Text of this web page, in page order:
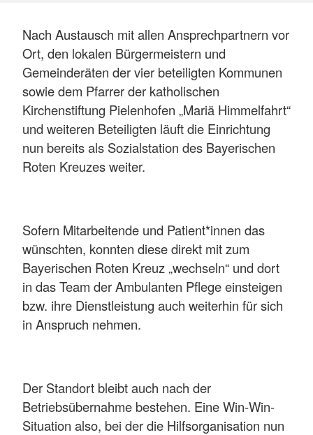
Nach Austausch mit allen Ansprechpartnern vor
Ort, den lokalen Bürgermeistern und
Gemeinderäten der vier beteiligten Kommunen
sowie dem Pfarrer der katholischen
Kirchenstiftung Pielenhofen „Mariä Himmelfahrt“
und weiteren Beteiligten läuft die Einrichtung
nun bereits als Sozialstation des Bayerischen
Roten Kreuzes weiter.
Sofern Mitarbeitende und Patient*innen das
wünschten, konnten diese direkt mit zum
Bayerischen Roten Kreuz „wechseln“ und dort
in das Team der Ambulanten Pflege einsteigen
bzw. ihre Dienstleistung auch weiterhin für sich
in Anspruch nehmen.
Der Standort bleibt auch nach der
Betriebsübernahme bestehen. Eine Win-Win-
Situation also, bei der die Hilfsorganisation nun